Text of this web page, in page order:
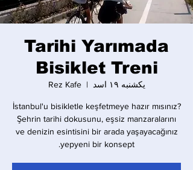
Tarihi Yarımada
Bisiklet Treni
یکشنبه ۱۹ اسد
  |
Rez Kafe
İstanbul'u bisikletle keşfetmeye hazır mısınız?
Şehrin tarihi dokusunu, eşsiz manzaralarını
ve denizin esintisini bir arada yaşayacağınız
yepyeni bir konsept.